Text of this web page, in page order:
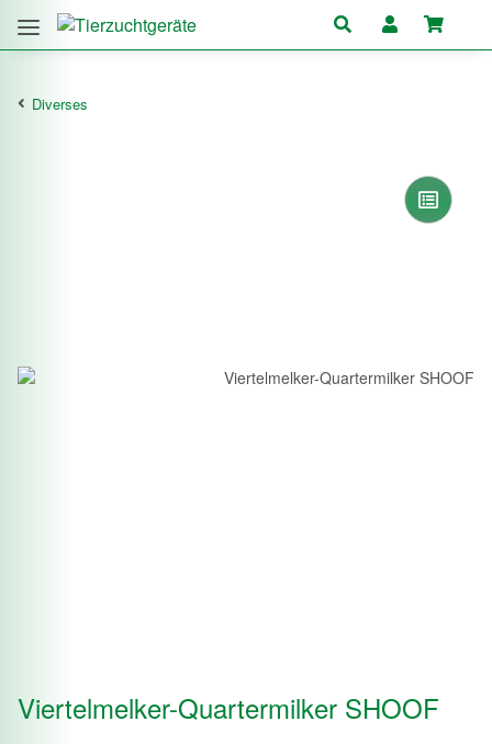
Diverses
Viertelmelker-Quartermilker SHOOF